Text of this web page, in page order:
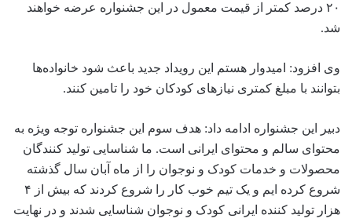
۲۰ درصد کمتر از قیمت معمول در این جشنواره عرضه خواهند
شد‌.
وی افزود: امیدوار هستم این رویداد جدید باعث شود خانواده‌ها
بتوانند با مبلغ کمتری نیازهای کودکان خود را تامین کنند‌.
دبیر این جشنواره ادامه داد: هدف سوم این جشنواره توجه ویژه به
محتوای سالم و محتوای ایرانی است. ما شناسایی تولید کنندگان
محصولات و خدمات کودک و نوجوان را از ماه آبان سال گذشته
شروع کرده ایم و یک تیم خوب کار را شروع کردند که بیش از ۴
هزار تولید کننده ایرانی کودک و نوجوان شناسایی شدند و در نهایت